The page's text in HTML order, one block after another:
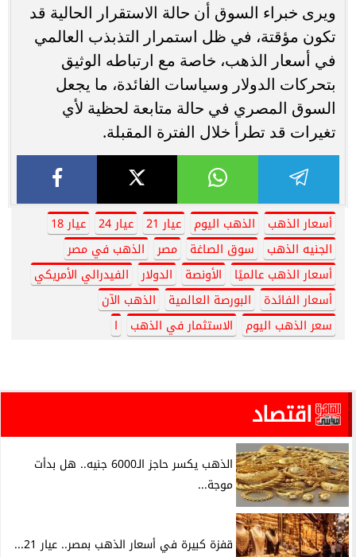
ويرى خبراء السوق أن حالة الاستقرار الحالية قد
تكون مؤقتة، في ظل استمرار التذبذب العالمي
في أسعار الذهب، خاصة مع ارتباطه الوثيق
بتحركات الدولار وسياسات الفائدة، ما يجعل
السوق المصري في حالة متابعة لحظية لأي
تغيرات قد تطرأ خلال الفترة المقبلة.
أسعار الذهب الذهب اليوم عيار 21 عيار 24
عيار 18
الجنيه الذهب
سوق الصاغة مصر
الذهب في مصر
أسعار الذهب عالميًا
الأونصة الدولار
الفيدرالي الأمريكي
أسعار الفائدة
البورصة العالمية
الذهب الآن
سعر الذهب اليوم
الاستثمار في الذهب ا
اقتصاد
الذهب يكسر حاجز الـ6000 جنيه.. هل بدأت
موجة...
قفزة كبيرة في أسعار الذهب بمصر.. عيار 21...